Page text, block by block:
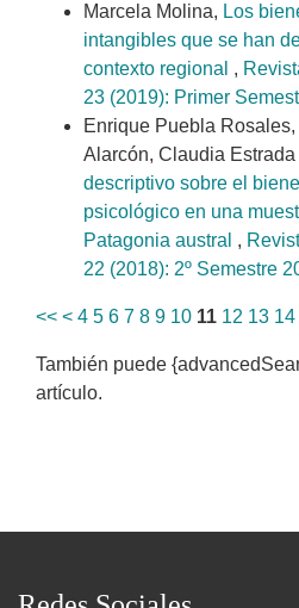
Marcela Molina, Los
intangibles que se han
contexto regional ,
23 (2019): Primer
Enrique Puebla
Alarcón, Claudia Estrada
descriptivo sobre el
psicológico en una
Patagonia austral ,
22 (2018): 2º Semestre
<< < 4 5 6 7 8 9 10 11 12 13 14
También puede
artículo.